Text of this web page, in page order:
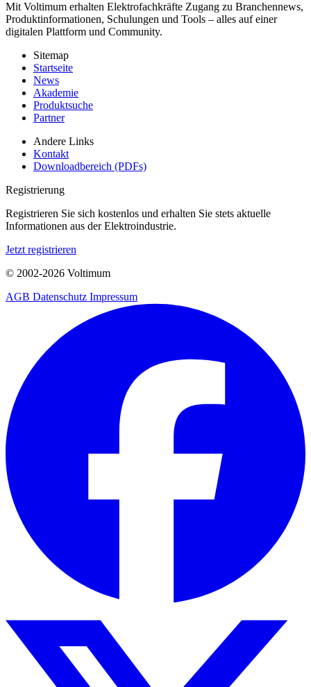
Mit Voltimum erhalten Elektrofachkräfte Zugang zu Branchennews,
Produktinformationen, Schulungen und Tools – alles auf einer
digitalen Plattform und Community.
Sitemap
Startseite
News
Akademie
Produktsuche
Partner
Andere Links
Kontakt
Downloadbereich (PDFs)
Registrierung
Registrieren Sie sich kostenlos und erhalten Sie stets aktuelle
Informationen aus der Elektroindustrie.
Jetzt registrieren
© 2002-2026 Voltimum
AGB Datenschutz Impressum